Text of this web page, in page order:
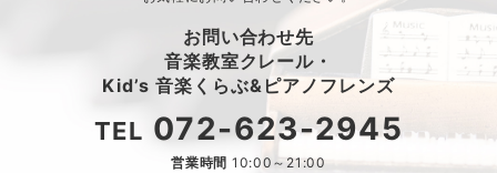
お問い合わせ先
音楽教室クレール・
Kid’s 音楽くらぶ&ピアノフレンズ
TEL 072-623-2945
営業時間 10:00～21:00